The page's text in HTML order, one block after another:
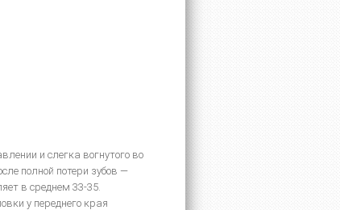
и слегка вогнутого во
полной потери зубов —
в среднем 33-35.
у переднего края